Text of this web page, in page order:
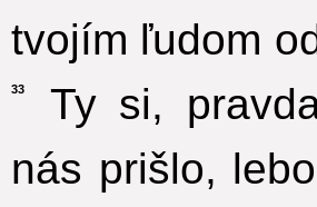
tvojím ľudom
33
Ty si,
nás prišlo,